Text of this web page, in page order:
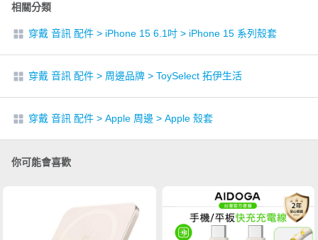
相關分類
穿戴 音訊 配件 > iPhone 15 6.1吋 > iPhone 15 系列殼套
穿戴 音訊 配件 > 周邊品牌 > ToySelect 拓伊生活
穿戴 音訊 配件 > Apple 周邊 > Apple 殼套
你可能會喜歡